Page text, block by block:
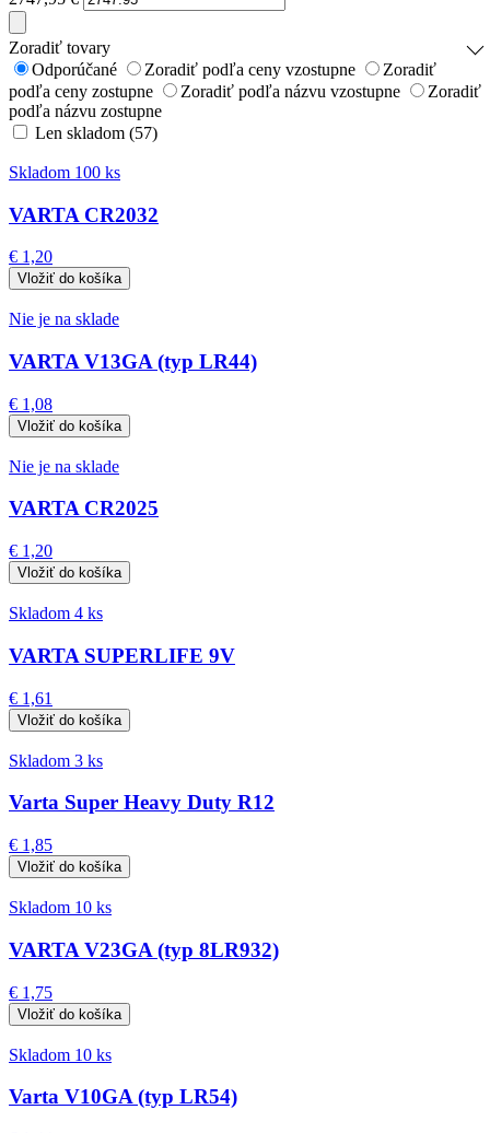
Zoradiť tovary
Odporúčané
Zoradiť podľa ceny vzostupne
Zoradiť
podľa ceny zostupne
Zoradiť podľa názvu vzostupne
Zoradiť
podľa názvu zostupne
Len skladom (57)
Skladom 100 ks
VARTA CR2032
€ 1,20
Nie je na sklade
VARTA V13GA (typ LR44)
€ 1,08
Nie je na sklade
VARTA CR2025
€ 1,20
Skladom 4 ks
VARTA SUPERLIFE 9V
€ 1,61
Skladom 3 ks
Varta Super Heavy Duty R12
€ 1,85
Skladom 10 ks
VARTA V23GA (typ 8LR932)
€ 1,75
Skladom 10 ks
Varta V10GA (typ LR54)